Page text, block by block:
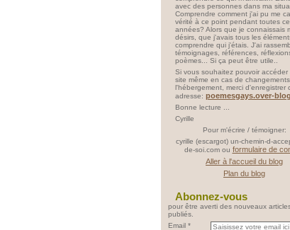
avec des personnes dans ma
Comprendre comment j'ai pu me
vérité à ce point pendant toutes
années? Alors que je connaissais
désirs, que j'avais tous les
comprendre qui j'étais. J'ai
témoignages, références,
poèmes... Si ça peut être utile..
Si vous souhaitez pouvoir accéder
site même en cas de
l'hébergement, merci d'enregistrer
adresse: poemesgays.over-
Bonne lecture ...
Cyrille
Pour m'écrire / témoigner:
cyrille (escargot) un-chemin-d-
de-soi.com ou formulaire de
Aller à l'accueil du blog
Plan du blog
Abonnez-vous
pour être averti des nouveaux
publiés.
Email